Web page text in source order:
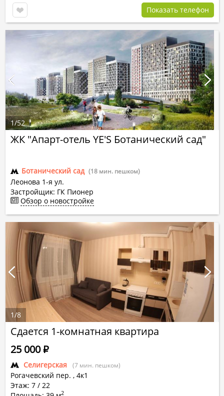
Показать телефон
ЖК "Апарт-отель YE'S Ботанический сад"
Ботанический сад (18 мин. пешком)
Леонова 1-я ул.
Застройщик: ГК Пионер
Обзор о новостройке
1/52
Сдается 1-комнатная квартира
Селигерская (7 мин. пешком)
Рогачевский пер. , 4к1
Этаж: 7 / 22
2
25 000Р
1/8